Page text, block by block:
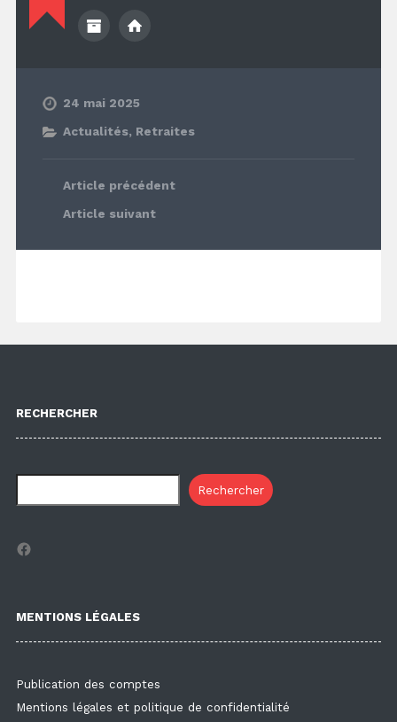
24 mai 2025
Actualités, Retraites
Article précédent
Article suivant
RECHERCHER
Rechercher
Facebook
MENTIONS LÉGALES
Publication des comptes
Mentions légales et politique de confidentialité